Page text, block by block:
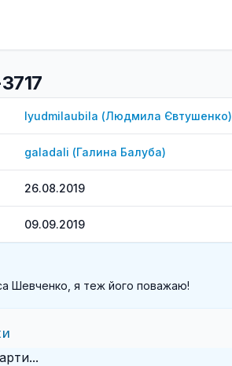
lyudmilaubila (Людмила Євтушенко)
galadali (Галина Балуба)
26.08.2019
09.09.2019
Шевченко, я теж його поважаю!